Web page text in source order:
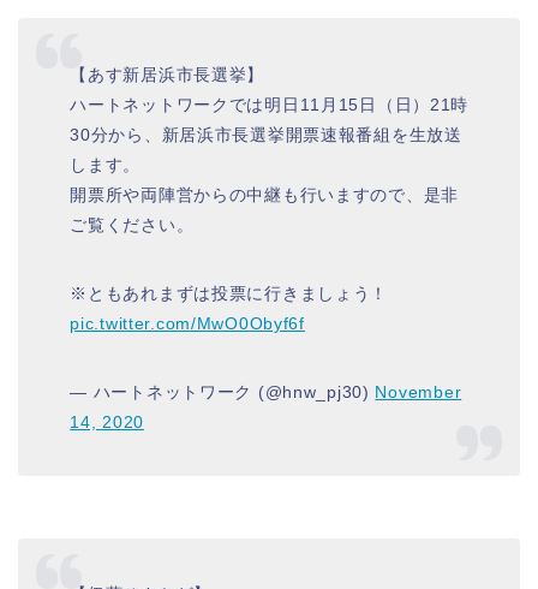
【あす新居浜市長選挙】
ハートネットワークでは明日11月15日（日）21時
30分から、新居浜市長選挙開票速報番組を生放送
します。
開票所や両陣営からの中継も行いますので、是非
ご覧ください。
※ともあれまずは投票に行きましょう！
pic.twitter.com/MwO0Obyf6f
— ハートネットワーク (@hnw_pj30) November
14, 2020